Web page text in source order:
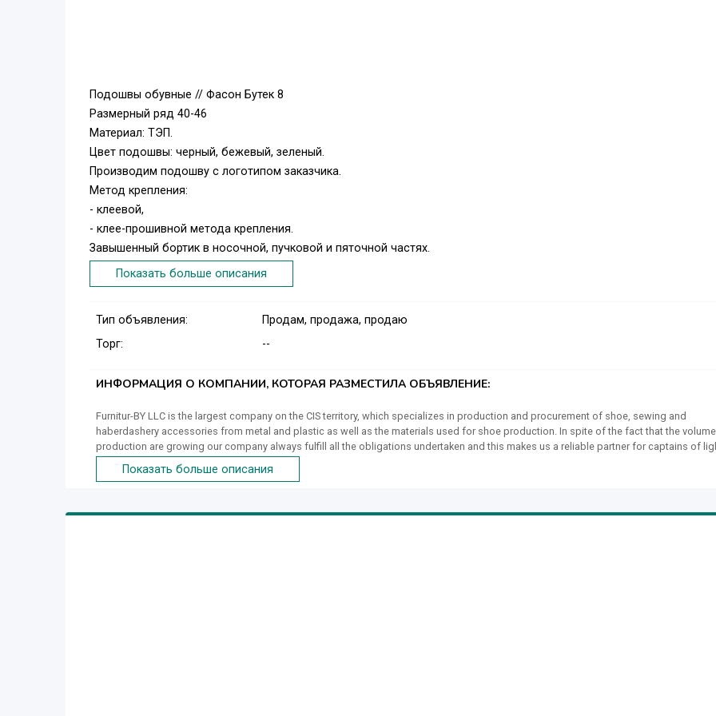
Подошвы обувные // Фасон Бутек 8
Размерный ряд 40-46
Материал: ТЭП.
Цвет подошвы: черный, бежевый, зеленый.
Производим подошву с логотипом заказчика.
Метод крепления:
- клеевой,
- клее-прошивной метода крепления.
Завышенный бортик в носочной, пучковой и пяточной частях.
Рисунок протектора проектировался с учетом различных климатических условий.
Повышенная износоустойчивость к истиранию.
Показать больше описания
Тип объявления:
Продам, продажа, продаю
Торг:
--
ИНФОРМАЦИЯ О КОМПАНИИ, КОТОРАЯ РАЗМЕСТИЛА ОБЪЯВЛЕНИЕ:
Furnitur-BY LLC is the largest company on the CIS territory, which specializes in production and procurement of shoe, sewing and
haberdashery accessories from metal and plastic as well as the materials used for shoe production. In spite of the fact that the
production are growing our company always fulfill all the obligations undertaken and this makes us a reliable partner for captains of
industry in the CIS countries. Since 2017, we have entered new sales markets in Europe, Asia and Latin America. Furnitur-BY LLC is always
where high quality, optimal price and a warranty of timely delivery are required. We are using the highest modern world-class equipment
Показать больше описания